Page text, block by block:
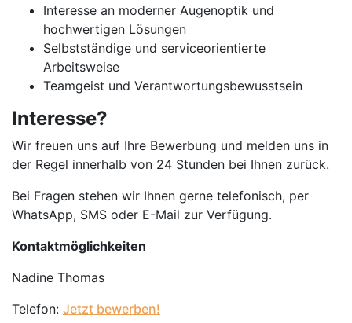
Interesse an moderner Augenoptik und
hochwertigen Lösungen
Selbstständige und serviceorientierte
Arbeitsweise
Teamgeist und Verantwortungsbewusstsein
Interesse?
Wir freuen uns auf Ihre Bewerbung und melden uns in
der Regel innerhalb von 24 Stunden bei Ihnen zurück.
Bei Fragen stehen wir Ihnen gerne telefonisch, per
WhatsApp, SMS oder E-Mail zur Verfügung.
Kontaktmöglichkeiten
Nadine Thomas
Telefon: Jetzt bewerben!